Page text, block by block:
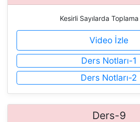
Kesirli Sayılarda
Video İzle
Ders Notları-1
Ders Notları-2
Ders-9